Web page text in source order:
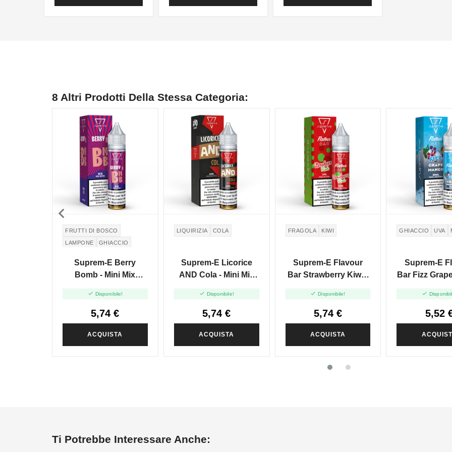
8 Altri Prodotti Della Stessa Categoria:
FRUTTI DI BOSCO
LAMPONE
GHIACCIO
Suprem-E Berry
Bomb - Mini Mix
 Disponibile!
5,74 €
ACQUISTA
LIQUIRIZIA COLA
Suprem-E Licorice
AND Cola - Mini Mix
 Disponibile!
5,74 €
ACQUISTA
FRAGOLA KIWI
Suprem-E Flavour
Bar Strawberry Kiwi -
 Disponibile!
5,74 €
ACQUISTA
GHIACCIO UVA
Suprem-E
Bar Fizz

5,52

Ti Potrebbe Interessare Anche: